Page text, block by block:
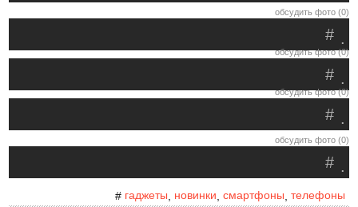
обсудить фото (0)
.
#
обсудить фото (0)
.
#
обсудить фото (0)
.
#
обсудить фото (0)
.
#
# гаджеты новинки смартфоны телефоны